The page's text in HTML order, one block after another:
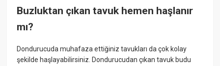
Buzluktan çıkan tavuk hemen haşlanır
mı?
Dondurucuda muhafaza ettiğiniz tavukları da çok kolay
şekilde haşlayabilirsiniz. Dondurucudan çıkan tavuk budu